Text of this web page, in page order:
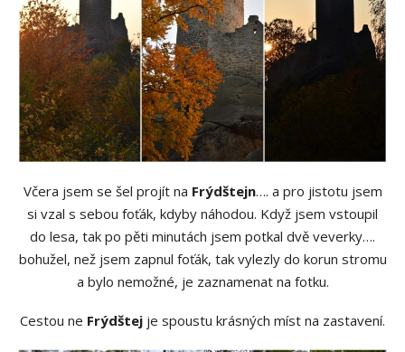
Včera jsem se šel projít na Frýdštejn…. a pro jistotu jsem
si vzal s sebou foťák, kdyby náhodou. Když jsem vstoupil
do lesa, tak po pěti minutách jsem potkal dvě veverky….
bohužel, než jsem zapnul foťák, tak vylezly do korun stromu
a bylo nemožné, je zaznamenat na fotku.
Cestou ne Frýdštej je spoustu krásných míst na zastavení.